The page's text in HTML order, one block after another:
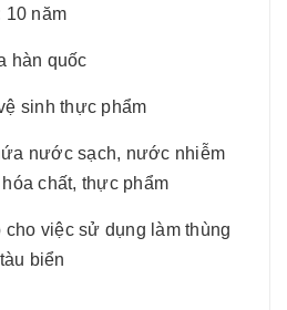
10 năm
hàn quốc
sinh thực phẩm
nước sạch, nước nhiễm
chất, thực phẩm
việc sử dụng làm thùng
biển